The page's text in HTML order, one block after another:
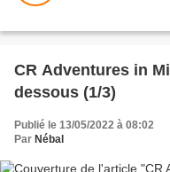
CR Adventures in
dessous (1/3)
Publié le 13/05/2022 à 08:02
Par Nébal